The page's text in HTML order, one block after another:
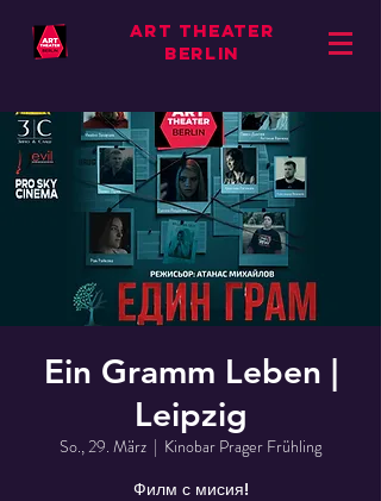
ART THEATER
BERLIN
Ein Gramm Leben |
Leipzig
So., 29. März
  |
Kinobar Prager Frühling
Филм с мисия!